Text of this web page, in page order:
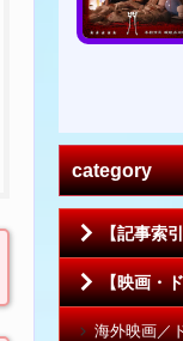
category
【記事索
【映画・
海外映画／